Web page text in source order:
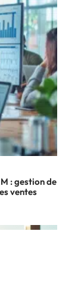
: gestion de
ventes